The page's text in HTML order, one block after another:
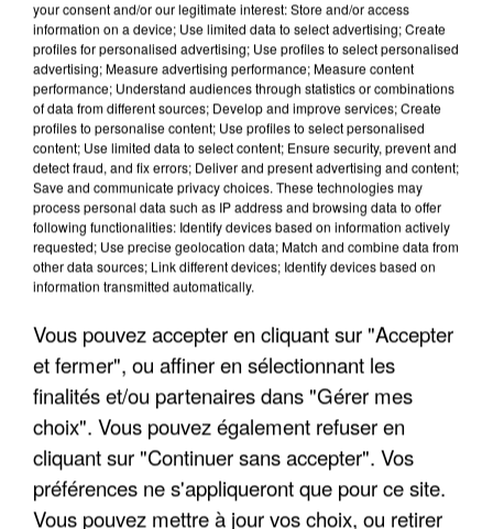
LES INTERVIEWS CHANTE
FRANCE
Voir plus
"JE SUIS À DISPOSITION DES
ENFOIRÉS"
"ON A TOUS LE TRAC"
your consent and/or our legitimate interest: Store and/or access
information on a device; Use limited data to select advertising; Create
profiles for personalised advertising; Use profiles to select personalised
advertising; Measure advertising performance; Measure content
performance; Understand audiences through statistics or combinations
of data from different sources; Develop and improve services; Create
profiles to personalise content; Use profiles to select personalised
content; Use limited data to select content; Ensure security, prevent and
detect fraud, and fix errors; Deliver and present advertising and content;
Save and communicate privacy choices. These technologies may
process personal data such as IP address and browsing data to offer
following functionalities: Identify devices based on information actively
requested; Use precise geolocation data; Match and combine data from
other data sources; Link different devices; Identify devices based on
information transmitted automatically.
Vous pouvez accepter en cliquant sur "Accepter
et fermer", ou affiner en sélectionnant les
finalités et/ou partenaires dans "Gérer mes
choix". Vous pouvez également refuser en
cliquant sur "Continuer sans accepter". Vos
préférences ne s'appliqueront que pour ce site.
Vous pouvez mettre à jour vos choix, ou retirer